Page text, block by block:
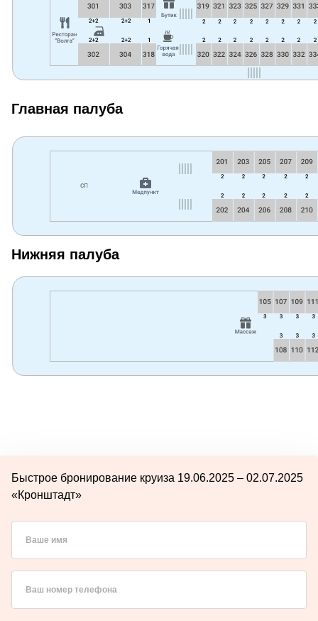
Главная палуба
Нижняя палуба
Быстрое бронирование круиза 19.06.2025 – 02.07.2025
«Кронштадт»
Ваше имя
Ваш номер телефона